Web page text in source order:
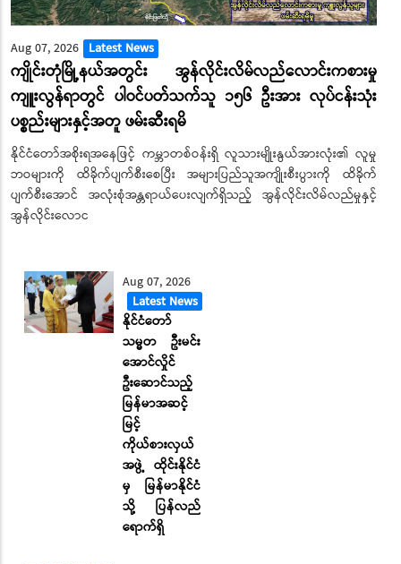
Aug 07, 2026 Latest News
ကျိုင်းတုံမြို့နယ်အတွင်း အွန်လိုင်းလိမ်လည်လောင်းကစားမှု
ကျူးလွန်ရာတွင် ပါဝင်ပတ်သက်သူ ၁၅၆ ဦးအား လုပ်ငန်းသုံး
ပစ္စည်းများနှင့်အတူ ဖမ်းဆီးရမိ
နိုင်ငံတော်အစိုးရအနေဖြင့် ကမ္ဘာတစ်ဝန်းရှိ လူသားမျိုးနွယ်အားလုံး၏ လူမှု
ဘဝများကို ထိခိုက်ပျက်စီးစေပြီး အများပြည်သူအကျိုးစီးပွားကို ထိခိုက်
ပျက်စီးအောင် အလုံးစုံအန္တရာယ်ပေးလျက်ရှိသည့် အွန်လိုင်းလိမ်လည်မှုနှင့်
အွန်လိုင်းလောင
Aug 07, 2026
Latest News
နိုင်ငံတော်
သမ္မတ ဦးမင်း
အောင်လှိုင်
ဦးဆောင်သည့်
မြန်မာအဆင့်
မြင့်
ကိုယ်စားလှယ်
အဖွဲ့ ထိုင်းနိုင်ငံ
မှ မြန်မာနိုင်ငံ
သို့ ပြန်လည်
ရောက်ရှိ